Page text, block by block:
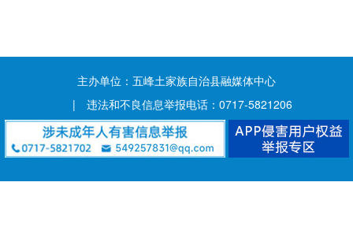
主办单位：五峰土家族自治县融媒体中心
| 违法和不良信息举报电话：0717-5821206